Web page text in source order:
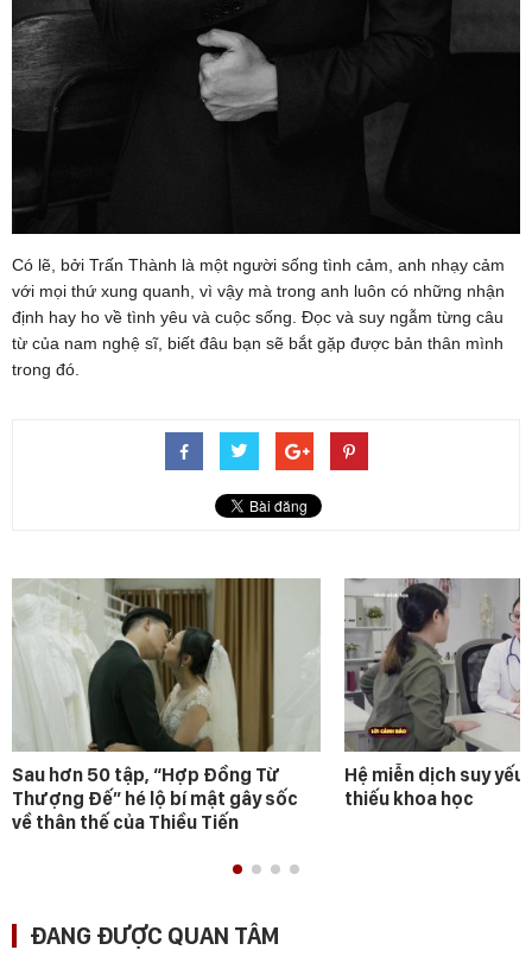
Có lẽ, bởi Trấn Thành là một người sống tình cảm, anh nhạy cảm
với mọi thứ xung quanh, vì vậy mà trong anh luôn có những nhận
định hay ho về tình yêu và cuộc sống. Đọc và suy ngẫm từng câu
từ của nam nghệ sĩ, biết đâu bạn sẽ bắt gặp được bản thân mình
trong đó.
Sau hơn 50 tập, “Hợp Đồng Từ
Thượng Đế” hé lộ bí mật gây sốc
về thân thế của Thiều Tiến
Hệ miễn dịch suy
thiếu khoa học
ĐANG ĐƯỢC QUAN TÂM